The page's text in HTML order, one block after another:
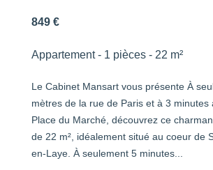
849 €
Appartement - 1 pièces - 22 m²
Le Cabinet Mansart vous présente À
mètres de la rue de Paris et à 3 minutes
Place du Marché, découvrez ce
de 22 m², idéalement situé au coeur de
en-Laye. À seulement 5 minutes...